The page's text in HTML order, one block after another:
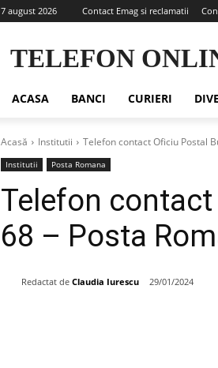
7 august 2026 Contact Emag si reclamatii
TELEFON
ACASA BANCI CURIERI
Acasă Institutii Telefon contact Oficiu Postal
Institutii Posta Romana
Telefon
68 – Posta
Redactat de Claudia Iurescu 29/01/2024